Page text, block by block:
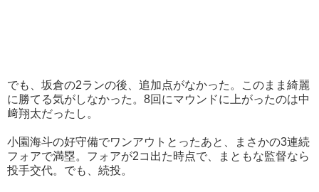
でも、坂倉の2ランの後、追加点がなかった。このまま綺麗
に勝てる気がしなかった。8回にマウンドに上がったのは中
﨑翔太だったし。
小園海斗の好守備でワンアウトとったあと、まさかの3連続
フォアで満塁。フォアが2コ出た時点で、まともな監督なら
投手交代。でも、続投。